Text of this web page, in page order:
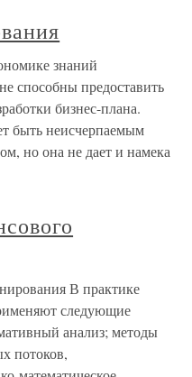
знаний
способны предоставить
бизнес-плана.
быть неисчерпаемым
но она не дает и намека
В практике
следующие
анализ; методы
потоков,